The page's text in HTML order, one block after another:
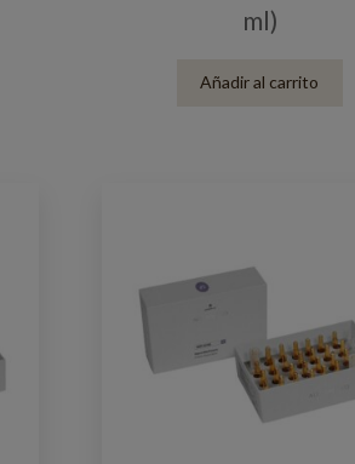
ml)
Añadir al carrito